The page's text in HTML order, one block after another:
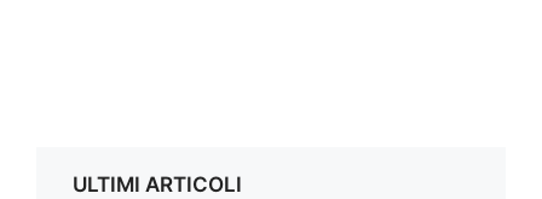
ULTIMI ARTICOLI